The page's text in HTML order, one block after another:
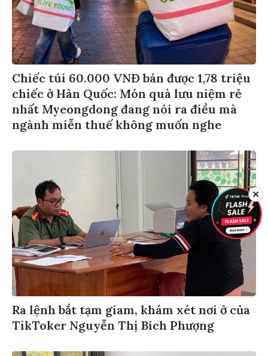
Chiếc túi 60.000 VNĐ bán được 1,78 triệu
chiếc ở Hàn Quốc: Món quà lưu niệm rẻ
nhất Myeongdong đang nói ra điều mà
ngành miễn thuế không muốn nghe
Ra lệnh bắt tạm giam, khám xét nơi ở của
TikToker Nguyễn Thị Bích Phượng
✕